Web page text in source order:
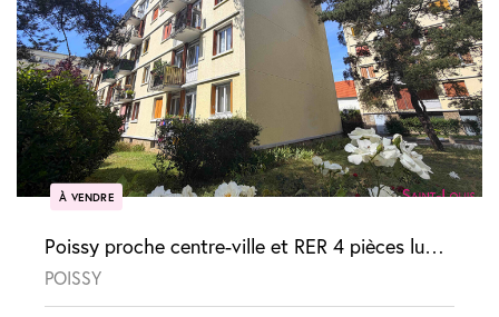
À VENDRE
Poissy proche centre-ville et RER 4 pièces lumineux avec balcon et pkg
POISSY